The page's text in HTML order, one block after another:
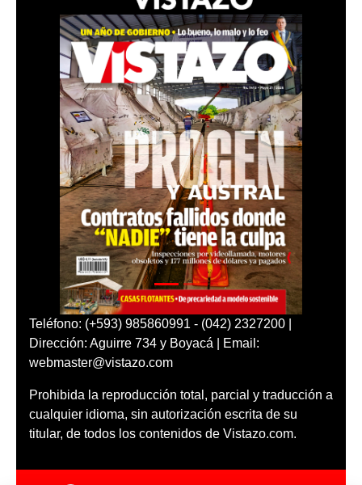
Teléfono: (+593) 985860991 - (042) 2327200 |
Dirección: Aguirre 734 y Boyacá | Email:
webmaster@vistazo.com
Prohibida la reproducción total, parcial y traducción a
cualquier idioma, sin autorización escrita de su
titular, de todos los contenidos de Vistazo.com.